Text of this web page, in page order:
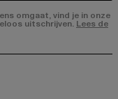
omgaat, vind je in onze
uitschrijven. Lees de